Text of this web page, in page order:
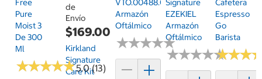
Free
Pure
Moist 3
De 300
Ml
★★★★★
★★★★★5.0 (13)
de
Envío
$169.00
Kirkland
Signature
Care Kit
VTO.00488.02BV.50
Armazón
Oftálmico
★★★★★
★★★★★
Signature
EZEKIEL
Armazón
Oftálmico
★★★★★
★★★★★
Cafetera
Espresso
Go
Barista
★★★
★★★